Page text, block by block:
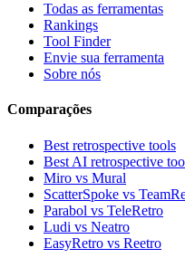
Todas as ferramentas
Rankings
Tool Finder
Envie sua ferramenta
Sobre nós
Comparações
Best retrospective tools
Best AI retrospective
Miro vs Mural
ScatterSpoke vs
Parabol vs TeleRetro
Ludi vs Neatro
EasyRetro vs Reetro